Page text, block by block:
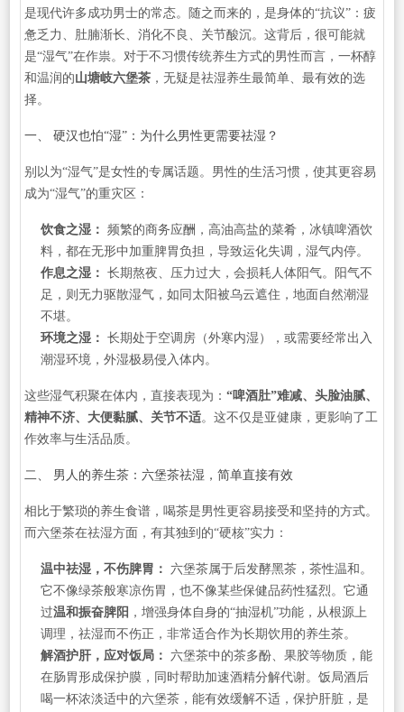
是现代许多成功男士的常态。随之而来的，是身体的“抗议”：疲
惫乏力、肚腩渐长、消化不良、关节酸沉。这背后，很可能就
是“湿气”在作祟。对于不习惯传统养生方式的男性而言，一杯醇
和温润的山塘岐六堡茶，无疑是祛湿养生最简单、最有效的选
择。
一、 硬汉也怕“湿”：为什么男性更需要祛湿？
别以为“湿气”是女性的专属话题。男性的生活习惯，使其更容易
成为“湿气”的重灾区：
饮食之湿： 频繁的商务应酬，高油高盐的菜肴，冰镇啤酒饮
料，都在无形中加重脾胃负担，导致运化失调，湿气内停。
作息之湿： 长期熬夜、压力过大，会损耗人体阳气。阳气不
足，则无力驱散湿气，如同太阳被乌云遮住，地面自然潮湿
不堪。
环境之湿： 长期处于空调房（外寒内湿），或需要经常出入
潮湿环境，外湿极易侵入体内。
这些湿气积聚在体内，直接表现为： “啤酒肚”难减、头脸油腻、
精神不济、大便黏腻、关节不适。这不仅是亚健康，更影响了工
作效率与生活品质。
二、 男人的养生茶：六堡茶祛湿，简单直接有效
相比于繁琐的养生食谱，喝茶是男性更容易接受和坚持的方式。
而六堡茶在祛湿方面，有其独到的“硬核”实力：
温中祛湿，不伤脾胃： 六堡茶属于后发酵黑茶，茶性温和。
它不像绿茶般寒凉伤胃，也不像某些保健品药性猛烈。它通
过温和振奋脾阳 ，增强身体自身的“抽湿机”功能，从根源上
调理，祛湿而不伤正，非常适合作为长期饮用的养生茶。
解酒护肝，应对饭局： 六堡茶中的茶多酚、果胶等物质，能
在肠胃形成保护膜，同时帮助加速酒精分解代谢。饭局酒后
喝一杯浓淡适中的六堡茶，能有效缓解不适，保护肝脏，是